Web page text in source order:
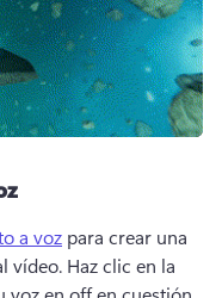
a voz para crear una
vídeo. Haz clic en la